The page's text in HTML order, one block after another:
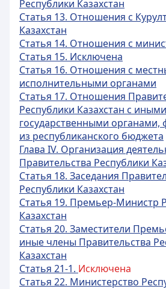
Республики Казахстан
Статья 13. Отношения с
Казахстан
Статья 14. Отношения с
Статья 15. Исключена
Статья 16. Отношения с
исполнительными органами
Статья 17. Отношения
Республики Казахстан с иными
государственными
из республиканского бюджета
Глава IV. Организация
Правительства Республики
Статья 18. Заседания
Республики Казахстан
Статья 19. Премьер-Министр
Казахстан
Статья 20. Заместители
иные члены Правительства
Казахстан
Статья 21-1. Исключена
Статья 22. Министерство